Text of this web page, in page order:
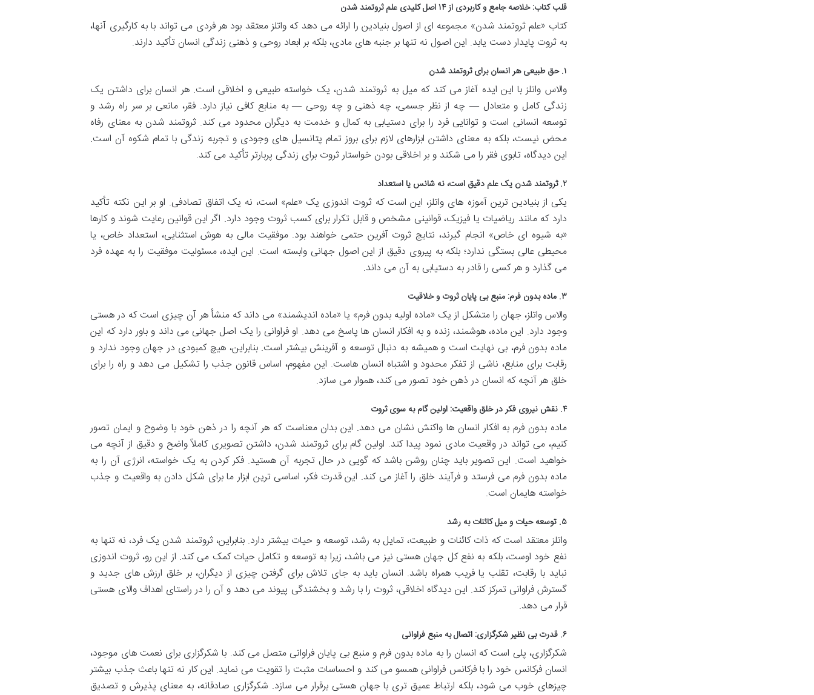
قلب کتاب: خلاصه جامع و کاربردی از ۱۴ اصل کلیدی علم ثروتمند شدن
کتاب «علم ثروتمند شدن» مجموعه ای از اصول بنیادین را ارائه می دهد که واتلز معتقد بود هر فردی می تواند با به کارگیری آنها،
به ثروت پایدار دست یابد. این اصول نه تنها بر جنبه های مادی، بلکه بر ابعاد روحی و ذهنی زندگی انسان تأکید دارند.
۱. حق طبیعی هر انسان برای ثروتمند شدن
والاس واتلز با این ایده آغاز می کند که میل به ثروتمند شدن، یک خواسته طبیعی و اخلاقی است. هر انسان برای داشتن یک
زندگی کامل و متعادل — چه از نظر جسمی، چه ذهنی و چه روحی — به منابع کافی نیاز دارد. فقر، مانعی بر سر راه رشد و
توسعه انسانی است و توانایی فرد را برای دستیابی به کمال و خدمت به دیگران محدود می کند. ثروتمند شدن به معنای رفاه
محض نیست، بلکه به معنای داشتن ابزارهای لازم برای بروز تمام پتانسیل های وجودی و تجربه زندگی با تمام شکوه آن است.
این دیدگاه، تابوی فقر را می شکند و بر اخلاقی بودن خواستار ثروت برای زندگی پربارتر تأکید می کند.
۲. ثروتمند شدن یک علم دقیق است، نه شانس یا استعداد
یکی از بنیادین ترین آموزه های واتلز، این است که ثروت اندوزی یک «علم» است، نه یک اتفاق تصادفی. او بر این نکته تأکید
دارد که مانند ریاضیات یا فیزیک، قوانینی مشخص و قابل تکرار برای کسب ثروت وجود دارد. اگر این قوانین رعایت شوند و کارها
«به شیوه ای خاص» انجام گیرند، نتایج ثروت آفرین حتمی خواهند بود. موفقیت مالی به هوش استثنایی، استعداد خاص، یا
محیطی عالی بستگی ندارد؛ بلکه به پیروی دقیق از این اصول جهانی وابسته است. این ایده، مسئولیت موفقیت را به عهده فرد
می گذارد و هر کسی را قادر به دستیابی به آن می داند.
۳. ماده بدون فرم: منبع بی پایان ثروت و خلاقیت
والاس واتلز، جهان را متشکل از یک «ماده اولیه بدون فرم» یا «ماده اندیشمند» می داند که منشأ هر آن چیزی است که در هستی
وجود دارد. این ماده، هوشمند، زنده و به افکار انسان ها پاسخ می دهد. او فراوانی را یک اصل جهانی می داند و باور دارد که این
ماده بدون فرم، بی نهایت است و همیشه به دنبال توسعه و آفرینش بیشتر است. بنابراین، هیچ کمبودی در جهان وجود ندارد و
رقابت برای منابع، ناشی از تفکر محدود و اشتباه انسان هاست. این مفهوم، اساس قانون جذب را تشکیل می دهد و راه را برای
خلق هر آنچه که انسان در ذهن خود تصور می کند، هموار می سازد.
۴. نقش نیروی فکر در خلق واقعیت: اولین گام به سوی ثروت
ماده بدون فرم به افکار انسان ها واکنش نشان می دهد. این بدان معناست که هر آنچه را در ذهن خود با وضوح و ایمان تصور
کنیم، می تواند در واقعیت مادی نمود پیدا کند. اولین گام برای ثروتمند شدن، داشتن تصویری کاملاً واضح و دقیق از آنچه می
خواهید است. این تصویر باید چنان روشن باشد که گویی در حال تجربه آن هستید. فکر کردن به یک خواسته، انرژی آن را به
ماده بدون فرم می فرستد و فرآیند خلق را آغاز می کند. این قدرت فکر، اساسی ترین ابزار ما برای شکل دادن به واقعیت و جذب
خواسته هایمان است.
۵. توسعه حیات و میل کائنات به رشد
واتلز معتقد است که ذات کائنات و طبیعت، تمایل به رشد، توسعه و حیات بیشتر دارد. بنابراین، ثروتمند شدن یک فرد، نه تنها به
نفع خود اوست، بلکه به نفع کل جهان هستی نیز می باشد، زیرا به توسعه و تکامل حیات کمک می کند. از این رو، ثروت اندوزی
نباید با رقابت، تقلب یا فریب همراه باشد. انسان باید به جای تلاش برای گرفتن چیزی از دیگران، بر خلق ارزش های جدید و
گسترش فراوانی تمرکز کند. این دیدگاه اخلاقی، ثروت را با رشد و بخشندگی پیوند می دهد و آن را در راستای اهداف والای هستی
قرار می دهد.
۶. قدرت بی نظیر شکرگزاری: اتصال به منبع فراوانی
شکرگزاری، پلی است که انسان را به ماده بدون فرم و منبع بی پایان فراوانی متصل می کند. با شکرگزاری برای نعمت های موجود،
انسان فرکانس خود را با فرکانس فراوانی همسو می کند و احساسات مثبت را تقویت می نماید. این کار نه تنها باعث جذب بیشتر
چیزهای خوب می شود، بلکه ارتباط عمیق تری با جهان هستی برقرار می سازد. شکرگزاری صادقانه، به معنای پذیرش و تصدیق